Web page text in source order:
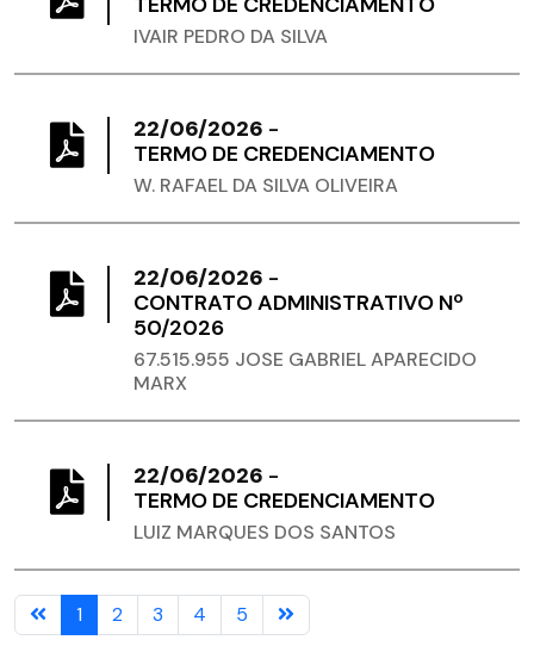
IVAIR PEDRO DA SILVA
22/06/2026 -
TERMO DE CREDENCIAMENTO
W. RAFAEL DA SILVA OLIVEIRA
22/06/2026 -
CONTRATO ADMINISTRATIVO Nº
50/2026
67.515.955 JOSE GABRIEL APARECIDO
MARX
22/06/2026 -
TERMO DE CREDENCIAMENTO
LUIZ MARQUES DOS SANTOS
1 2 3 4 5